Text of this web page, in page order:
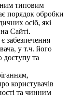
типовим
порядок обробки
осіб, які
Сайті.
забезпечення
у т.ч. його
доступу та
користувачів
та чинним